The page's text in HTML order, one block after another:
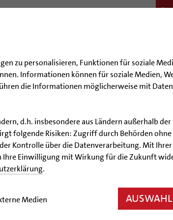
zu personalisieren, Funktionen für soziale
Informationen können für soziale Medien,
die Informationen möglicherweise mit Daten
d.h. insbesondere aus Ländern außerhalb der
folgende Risiken: Zugriff durch Behörden
Kontrolle über die Datenverarbeitung. Mit
Ihre Einwilligung mit Wirkung für die Zukunft
.
Medien AUSWAHL
BERATUNG & HILFE BILDUNG
Zentren
Gebäude mit Kirchenräumen,
werden: